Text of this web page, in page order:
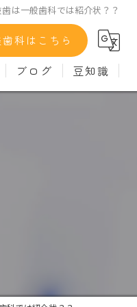
は一般歯科では紹介状？？
科はこちら
ブログ 豆知識